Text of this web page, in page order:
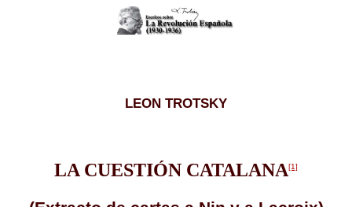
LEON TROTSKY
LA CUESTIÓN CATALANA[1]